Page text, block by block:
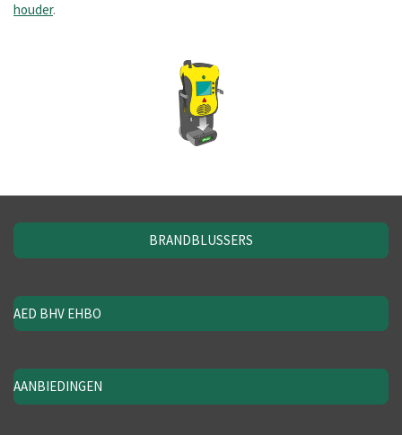
houder.
BRANDBLUSSERS
AED BHV EHBO
AANBIEDINGEN